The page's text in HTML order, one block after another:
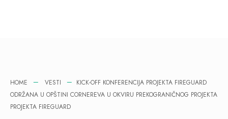
HOME VESTI
KICK-OFF KONFERENCIJA PROJEKTA FIREGUARD
ODRŽANA U OPŠTINI CORNEREVA U OKVIRU PREKOGRANIČNOG PROJEKTA
PROJEKTA FIREGUARD